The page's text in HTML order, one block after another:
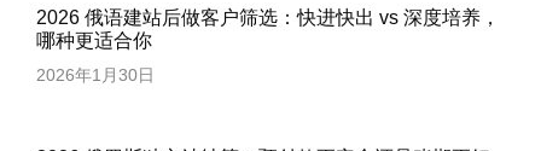
2026 俄语建站后做客户筛选：快进快出 vs 深度培养，
哪种更适合你
2026年1月30日